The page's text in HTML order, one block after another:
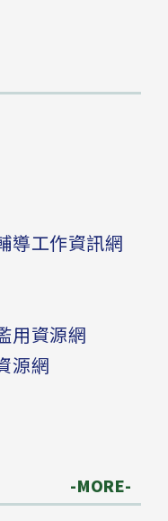
導工作資訊網
用資源網
源網
-MORE-